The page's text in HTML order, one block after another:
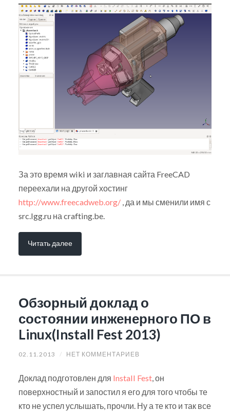
За это время wiki и заглавная сайта FreeCAD
переехали на другой хостинг
http://www.freecadweb.org/, да и мы сменили имя с
src.lgg.ru на crafting.be.
Читать далее
Обзорный доклад о
состоянии инженерного ПО в
Linux(Install Fest 2013)
02.11.2013 / НЕТ КОММЕНТАРИЕВ
Доклад подготовлен для Install Fest, он
поверхностный и запостил я его для того чтобы те
кто не успел услышать, прочли. Ну а те кто и так все